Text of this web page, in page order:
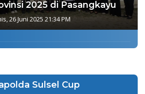
2025 di Pasangkayu
26 Juni 2025 21:34 PM
Sulsel Cup